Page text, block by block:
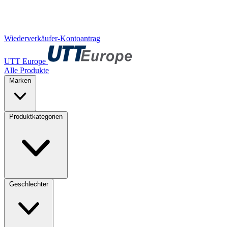
Wiederverkäufer-Kontoantrag
UTT Europe
Alle Produkte
Marken
Produktkategorien
Geschlechter